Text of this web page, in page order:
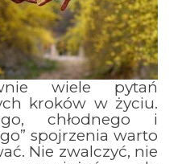
wiele pytań
kroków w życiu.
chłodnego i
spojrzenia warto
Nie zwalczyć, nie